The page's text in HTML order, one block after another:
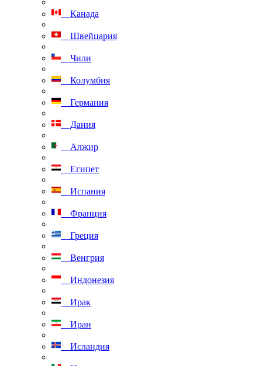
Канада
Швейцария
Чили
Колумбия
Германия
Дания
Алжир
Египет
Испания
Франция
Греция
Венгрия
Индонезия
Ирак
Иран
Исландия